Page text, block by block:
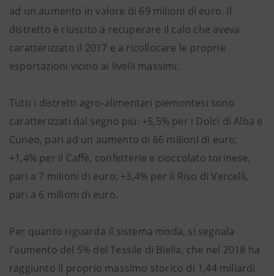
ad un aumento in valore di 69 milioni di euro. Il
distretto è riuscito a recuperare il calo che aveva
caratterizzato il 2017 e a ricollocare le proprie
esportazioni vicino ai livelli massimi.
Tutti i distretti agro-alimentari piemontesi sono
caratterizzati dal segno più: +5,5% per i Dolci di Alba e
Cuneo, pari ad un aumento di 66 milioni di euro;
+1,4% per il Caffè, confetterie e cioccolato torinese,
pari a 7 milioni di euro; +3,4% per il Riso di Vercelli,
pari a 6 milioni di euro.
Per quanto riguarda il sistema moda, si segnala
l'aumento del 5% del Tessile di Biella, che nel 2018 ha
raggiunto il proprio massimo storico di 1,44 miliardi